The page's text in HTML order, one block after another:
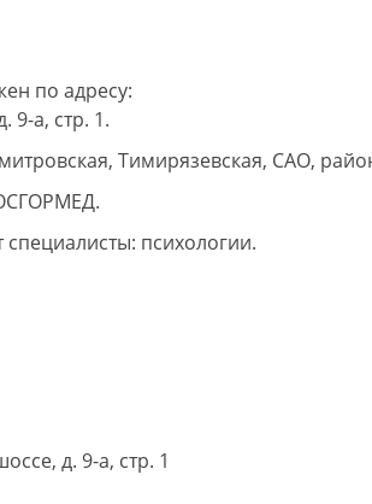
по адресу:
9-а, стр. 1.
Тимирязевская, САО,
психологии.
д. 9-а, стр. 1